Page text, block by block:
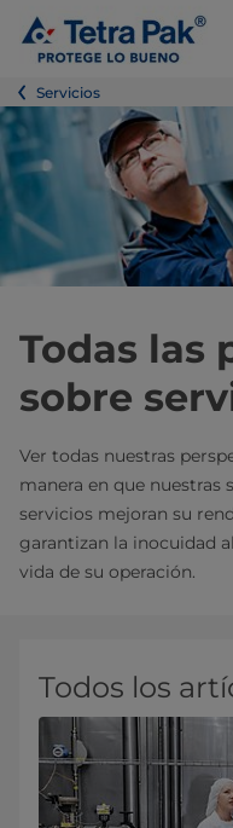
Servicios
Todas las
sobre
Ver todas nuestras
manera en que nuestras
servicios mejoran su
garantizan la inocuidad
vida de su operación.
Todos los